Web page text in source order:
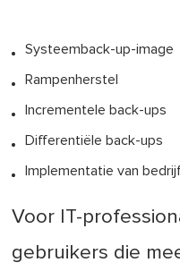
Systeemback-up-image
Rampenherstel
Incrementele back-ups
Differentiële back-ups
Implementatie van
Voor IT-
gebruikers die